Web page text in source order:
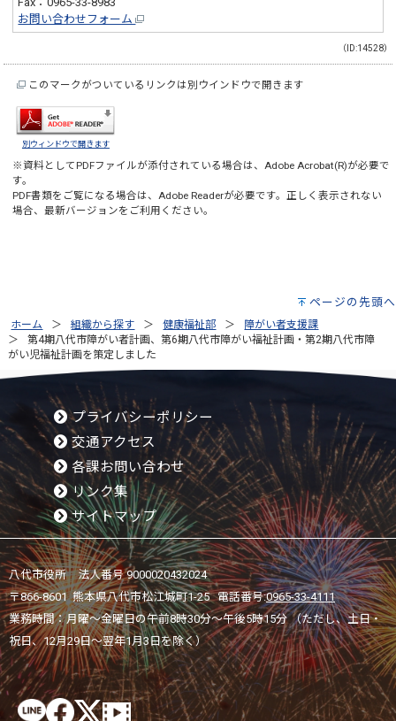
お問い合わせフォーム
（ID:14528）
このマークがついているリンクは別ウインドウで開きます
別ウィンドウで開きます
※資料としてPDFファイルが添付されている場合は、Adobe Acrobat(R)が必要で
す。
PDF書類をご覧になる場合は、Adobe Readerが必要です。正しく表示されない
場合、最新バージョンをご利用ください。
ページの先頭へ
ホーム 組織から探す 健康福祉部
障がい者支援課
第4期八代市障がい者計画、第6期八代市障がい福祉計画・第2期八代市障
がい児福祉計画を策定しました
プライバシーポリシー
交通アクセス
各課お問い合わせ
リンク集
サイトマップ
八代市役所 法人番号 9000020432024
〒866-8601 熊本県八代市松江城町1-25 電話番号:0965-33-4111
業務時間：月曜～金曜日の午前8時30分～午後5時15分 （ただし、土日・
祝日、12月29日～翌年1月3日を除く）